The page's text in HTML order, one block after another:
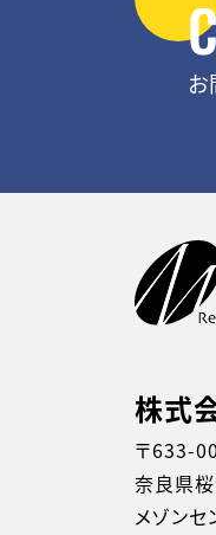
株式
〒633-
奈良県
メゾン